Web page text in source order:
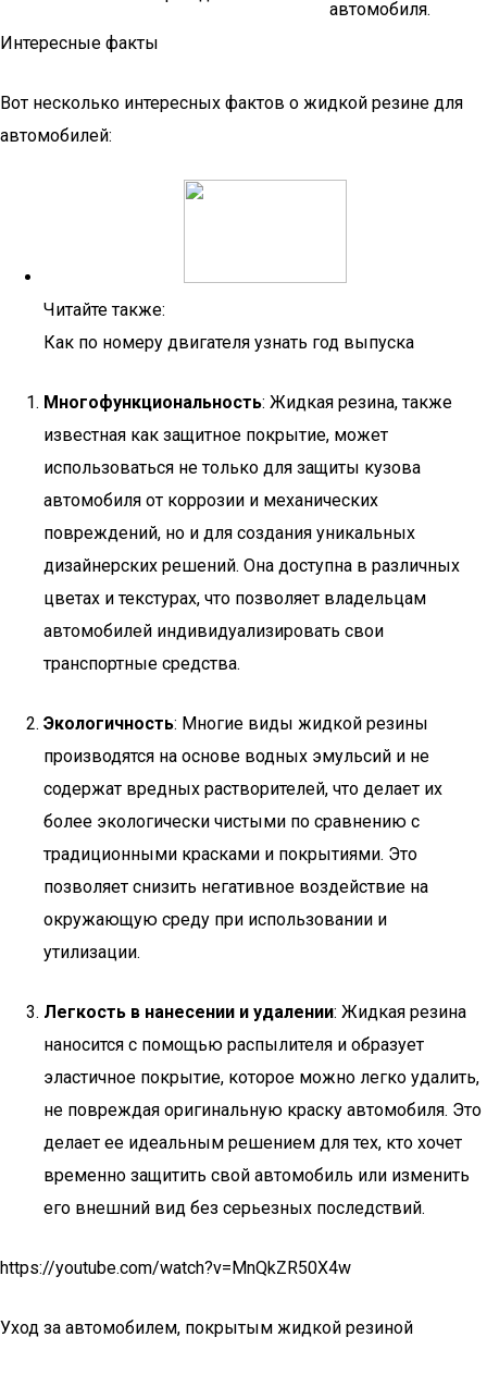
автомобиля.
Интересные факты
Вот несколько интересных фактов о жидкой резине для
автомобилей:
Читайте также:
Как по номеру двигателя узнать год выпуска
Многофункциональность: Жидкая резина, также
известная как защитное покрытие, может
использоваться не только для защиты кузова
автомобиля от коррозии и механических
повреждений, но и для создания уникальных
дизайнерских решений. Она доступна в различных
цветах и текстурах, что позволяет владельцам
автомобилей индивидуализировать свои
транспортные средства.
Экологичность: Многие виды жидкой резины
производятся на основе водных эмульсий и не
содержат вредных растворителей, что делает их
более экологически чистыми по сравнению с
традиционными красками и покрытиями. Это
позволяет снизить негативное воздействие на
окружающую среду при использовании и
утилизации.
Легкость в нанесении и удалении: Жидкая резина
наносится с помощью распылителя и образует
эластичное покрытие, которое можно легко удалить,
не повреждая оригинальную краску автомобиля. Это
делает ее идеальным решением для тех, кто хочет
временно защитить свой автомобиль или изменить
его внешний вид без серьезных последствий.
https://youtube.com/watch?v=MnQkZR50X4w
Уход за автомобилем, покрытым жидкой резиной